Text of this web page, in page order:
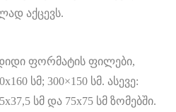
აქცევს.
ფორმატის ფილები,
სმ; 300×150 სმ. ასევე:
სმ და 75x75 სმ ზომებში.